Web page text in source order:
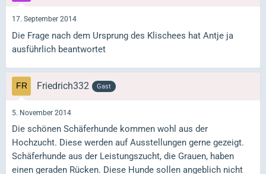
17. September 2014
Die Frage nach dem Ursprung des Klischees hat Antje ja
ausführlich beantwortet
Friedrich332 Gast
5. November 2014
Die schönen Schäferhunde kommen wohl aus der
Hochzucht. Diese werden auf Ausstellungen gerne gezeigt.
Schäferhunde aus der Leistungszucht, die Grauen, haben
einen geraden Rücken. Diese Hunde sollen angeblich nicht